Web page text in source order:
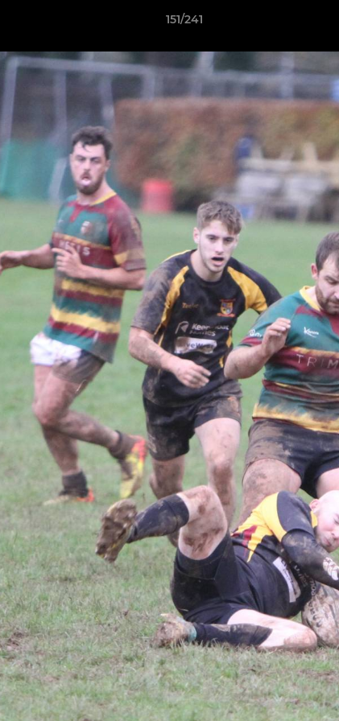
151/241